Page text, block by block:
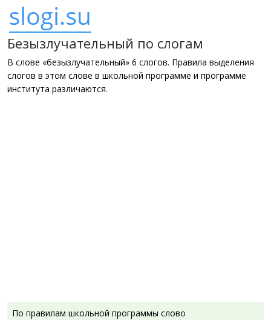
Безызлучательный по слогам
В слове «безызлучательный» 6 слогов. Правила выделения
слогов в этом слове в школьной программе и программе
института различаются.
По правилам школьной программы слово